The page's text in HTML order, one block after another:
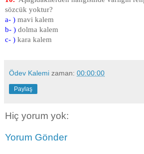
sözcük yoktur?
a- ) mavi kalem
b- ) dolma kalem
c- ) kara kalem
Ödev Kalemi zaman: 00:00:00
Paylaş
Hiç yorum yok:
Yorum Gönder